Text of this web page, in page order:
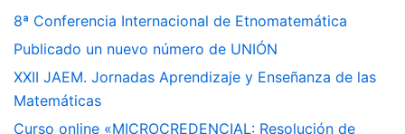
8ª Conferencia Internacional de Etnomatemática
Publicado un nuevo número de UNIÓN
XXII JAEM. Jornadas Aprendizaje y Enseñanza de las
Matemáticas
Curso online «MICROCREDENCIAL: Resolución de